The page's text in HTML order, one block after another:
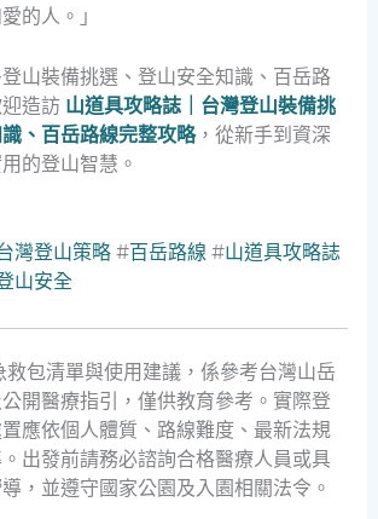
的人。」
山裝備挑選、登山安全知識、百岳路
造訪 山道具攻略誌｜台灣登山裝備挑
、百岳路線完整攻略，從新手到資深
的登山智慧。
灣登山策略#百岳路線 #山道具攻略誌
山安全
包清單與使用建議，係參考台灣山岳
開醫療指引，僅供教育參考。實際登
應依個人體質、路線難度、最新法規
出發前請務必諮詢合格醫療人員或具
，並遵守國家公園及入園相關法令。